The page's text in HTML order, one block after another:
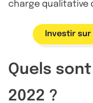
charge qualitative
Investir sur
Quels
2022 ?